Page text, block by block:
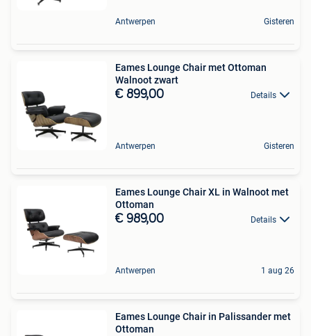
Antwerpen Gisteren
Eames Lounge Chair met Ottoman
Walnoot zwart
€ 899,00 Details
Antwerpen Gisteren
Eames Lounge Chair XL in Walnoot met
Ottoman
€ 989,00 Details
Antwerpen 1 aug 26
Eames Lounge Chair in Palissander met
Ottoman